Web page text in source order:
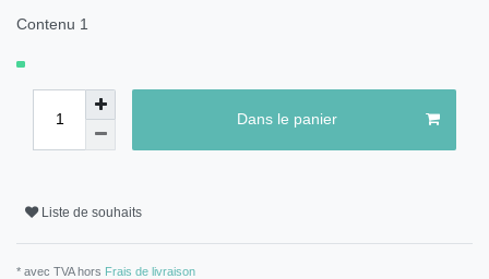
Contenu 1
Dans le panier
Liste de souhaits
* avec TVA hors Frais de livraison